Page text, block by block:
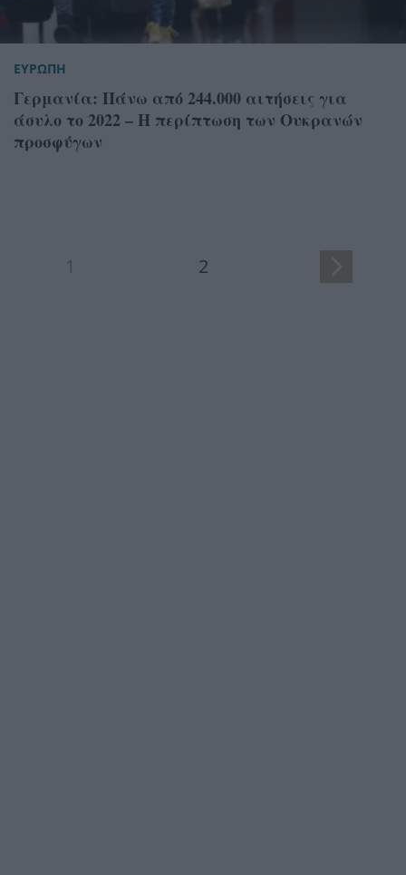
ΕΥΡΩΠΗ
Γερμανία: Πάνω από 244.000 αιτήσεις για
άσυλο το 2022 – Η περίπτωση των Ουκρανών
προσφύγων
1 2